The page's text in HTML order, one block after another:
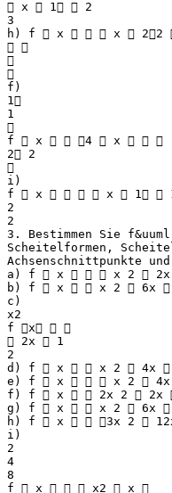
 x  1  2
3
h) f  x    x  22
 


f)
1
1

f  x   4  x   
2 2

i)
f  x     x  1 
2
2
3. Bestimmen Sie
Scheitelformen,
Achsenschnittpunkte
a) f  x    x 2  2x
b) f  x   x 2  6x 
c)
x2
f x  
 2x  1
2
d) f  x   x 2  4x 
e) f  x    x 2  4x
f) f  x   2x 2  2x
g) f  x   x 2  6x
h) f  x   3x 2 
i)
2
4
8
f  x    x2  x 